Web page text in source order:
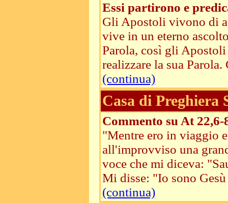
Essi partirono e
Gli Apostoli vivono di
vive in un eterno
Parola, così gli
realizzare la sua Parola.
(continua)
Casa di Preghiera
Commento su At 22,6-
"Mentre ero in viaggio
all'improvviso una
voce che mi diceva:
Mi disse: "Io sono
(continua)